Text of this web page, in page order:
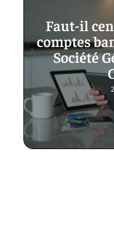
Faut-il
comptes
Société